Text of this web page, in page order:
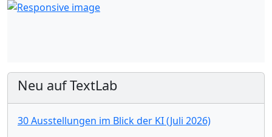
Neu auf TextLab
30 Ausstellungen im Blick der KI (Juli 2026)